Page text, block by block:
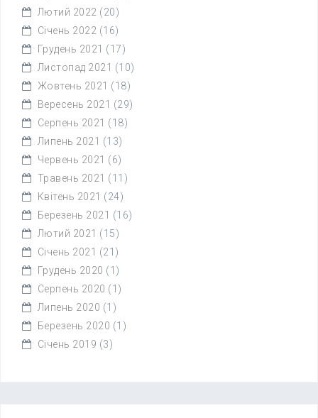
Лютий 2022 (20)
Січень 2022 (16)
Грудень 2021 (17)
Листопад 2021 (10)
Жовтень 2021 (18)
Вересень 2021 (29)
Серпень 2021 (18)
Липень 2021 (13)
Червень 2021 (6)
Травень 2021 (11)
Квітень 2021 (24)
Березень 2021 (16)
Лютий 2021 (15)
Січень 2021 (21)
Грудень 2020 (1)
Серпень 2020 (1)
Липень 2020 (1)
Березень 2020 (1)
Січень 2019 (3)